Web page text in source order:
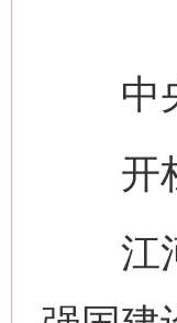
中央
开栏
江河